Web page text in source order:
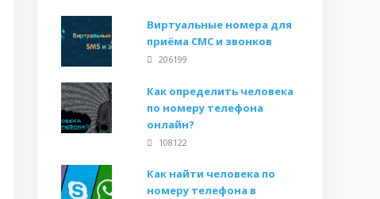
Виртуальные номера для
приёма СМС и звонков
206199
Как определить человека
по номеру телефона
онлайн?
108122
Как найти человека по
номеру телефона в